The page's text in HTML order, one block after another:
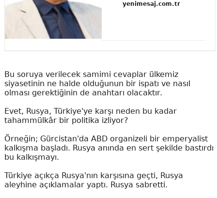
yenimesaj.com.tr
Bu soruya verilecek samimi cevaplar ülkemiz
siyasetinin ne halde olduğunun bir ispatı ve nasıl
olması gerektiğinin de anahtarı olacaktır.
Evet, Rusya, Türkiye'ye karşı neden bu kadar
tahammülkâr bir politika izliyor?
Örneğin; Gürcistan'da ABD organizeli bir emperyalist
kalkışma başladı. Rusya anında en sert şekilde bastırdı
bu kalkışmayı.
Türkiye açıkça Rusya'nın karşısına geçti, Rusya
aleyhine açıklamalar yaptı. Rusya sabretti.